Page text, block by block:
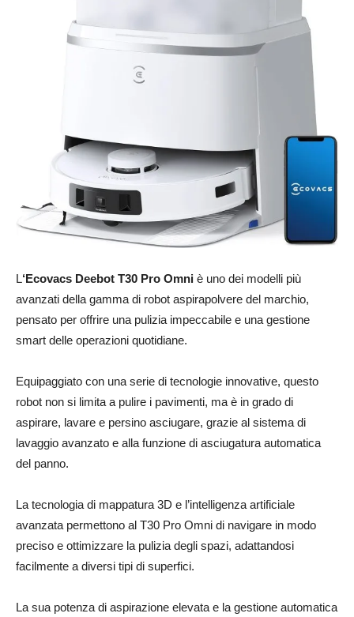
L‘Ecovacs Deebot T30 Pro Omni è uno dei modelli più
avanzati della gamma di robot aspirapolvere del marchio,
pensato per offrire una pulizia impeccabile e una gestione
smart delle operazioni quotidiane.
Equipaggiato con una serie di tecnologie innovative, questo
robot non si limita a pulire i pavimenti, ma è in grado di
aspirare, lavare e persino asciugare, grazie al sistema di
lavaggio avanzato e alla funzione di asciugatura automatica
del panno.
La tecnologia di mappatura 3D e l’intelligenza artificiale
avanzata permettono al T30 Pro Omni di navigare in modo
preciso e ottimizzare la pulizia degli spazi, adattandosi
facilmente a diversi tipi di superfici.
La sua potenza di aspirazione elevata e la gestione automatica